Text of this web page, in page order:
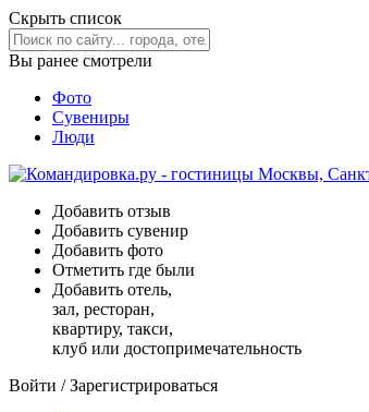
Скрыть список
Вы ранее смотрели
Фото
Сувениры
Люди
Добавить отзыв
Добавить сувенир
Добавить фото
Отметить где были
Добавить отель,
зал, ресторан,
квартиру, такси,
клуб или достопримечательность
Войти /Зарегистрироваться